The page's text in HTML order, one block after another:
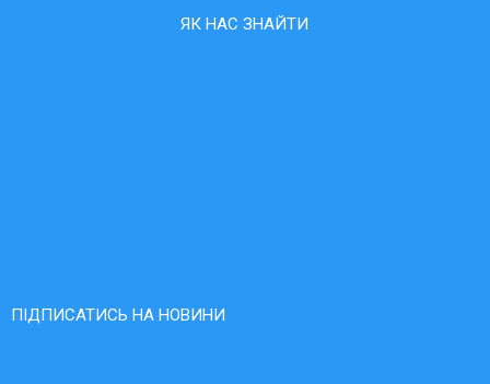
ЯК НАС ЗНАЙТИ
ПІДПИСАТИСЬ НА НОВИНИ